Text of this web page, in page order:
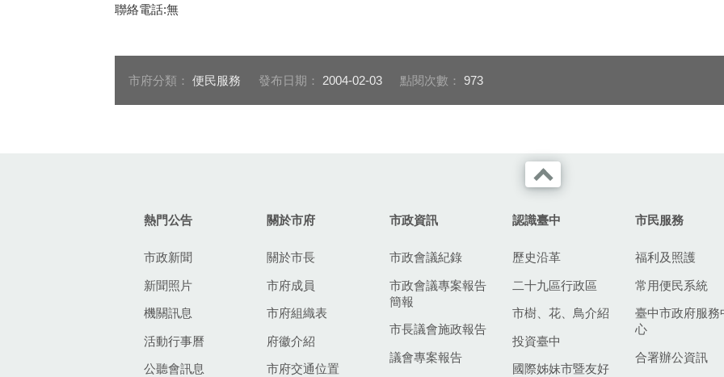
聯絡電話:無
市府分類： 便民服務 發布日期： 2004-02-03 點閱次數： 973
熱門公告
市政新聞
新聞照片
機關訊息
活動行事曆
公聽會訊息
關於市府
關於市長
市府成員
市府組織表
府徽介紹
市府交通位置
市政資訊
市政會議紀錄
市政會議專案報告
簡報
市長議會施政報告
議會專案報告
認識臺中
歷史沿革
二十九區行政區
市樹、花、鳥介紹
投資臺中
國際姊妹市暨友好
市民服務
福利及照護
常用便民系統
臺中市政府服務
心
合署辦公資訊